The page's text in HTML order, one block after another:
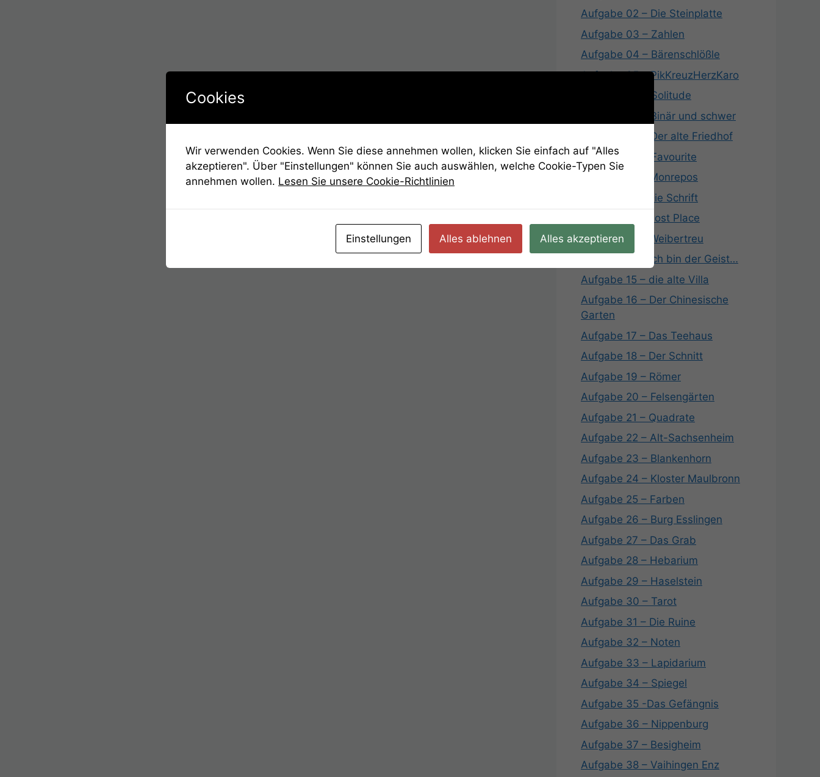
Aufgabe 02 – Die Steinplatte
Aufgabe 03 – Zahlen
Aufgabe 04 – Bärenschlößle
Aufgabe 05 – PikKreuzHerzKaro
Aufgabe 06 – Solitude
Aufgabe 07 – Binär und schwer
Aufgabe 08 – Der alte Friedhof
Aufgabe 09 – Favourite
Aufgabe 10 – Monrepos
Aufgabe 11 – Die Schrift
Aufgabe 12 – Lost Place
Aufgabe 13 – Weibertreu
Aufgabe 14 – Ich bin der Geist…
Aufgabe 15 – die alte Villa
Aufgabe 16 – Der Chinesische
Garten
Aufgabe 17 – Das Teehaus
Aufgabe 18 – Der Schnitt
Aufgabe 19 – Römer
Aufgabe 20 – Felsengärten
Aufgabe 21 – Quadrate
Aufgabe 22 – Alt-Sachsenheim
Aufgabe 23 – Blankenhorn
Aufgabe 24 – Kloster Maulbronn
Aufgabe 25 – Farben
Aufgabe 26 – Burg Esslingen
Aufgabe 27 – Das Grab
Aufgabe 28 – Hebarium
Aufgabe 29 – Haselstein
Aufgabe 30 – Tarot
Aufgabe 31 – Die Ruine
Aufgabe 32 – Noten
Aufgabe 33 – Lapidarium
Aufgabe 34 – Spiegel
Aufgabe 35 -Das Gefängnis
Aufgabe 36 – Nippenburg
Aufgabe 37 – Besigheim
Aufgabe 38 – Vaihingen Enz
Cookies
Wir verwenden Cookies. Wenn Sie diese annehmen wollen, klicken Sie einfach auf "Alles
akzeptieren". Über "Einstellungen" können Sie auch auswählen, welche Cookie-Typen Sie
annehmen wollen. Lesen Sie unsere Cookie-Richtlinien
Einstellungen Alles ablehnen Alles akzeptieren